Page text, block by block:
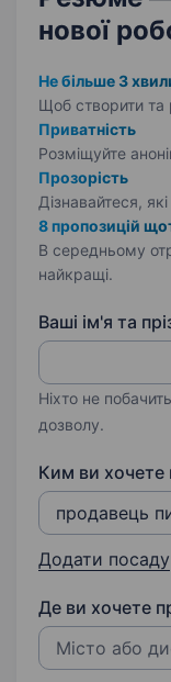
нової
Не більше 3
Щоб створити та
Приватність
Розміщуйте
Прозорість
Дізнавайтеся,
8 пропозицій
В середньому
найкращі.
Ваші ім'я та
Ніхто не
дозволу.
Ким ви хочете
Додати посаду
Де ви хочете